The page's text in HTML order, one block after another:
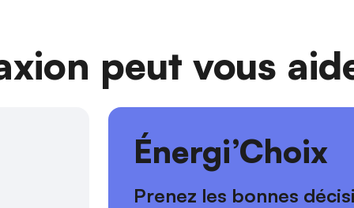
peut vous
Énergi’Choix
Prenez les bonnes